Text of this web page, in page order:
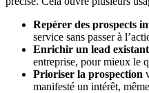
Repérer des prospects
service sans passer à
Enrichir un lead existant
entreprise, pour mieux le
Prioriser la prospection
manifesté un intérêt,